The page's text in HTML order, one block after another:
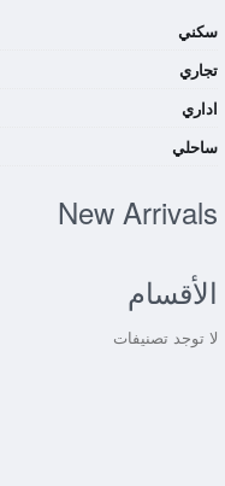
سكني
تجاري
اداري
ساحلي
New Arrivals
الأقسام
لا توجد تصنيفات